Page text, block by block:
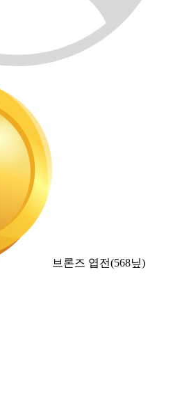
브론즈 엽전(568닢)